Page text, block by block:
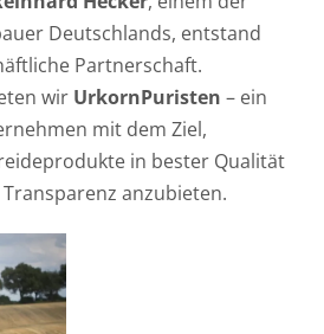
Deutschlands, entstand
Partnerschaft.
wir UrkornPuristen – ein
mit dem Ziel,
in bester Qualität
anzubieten.